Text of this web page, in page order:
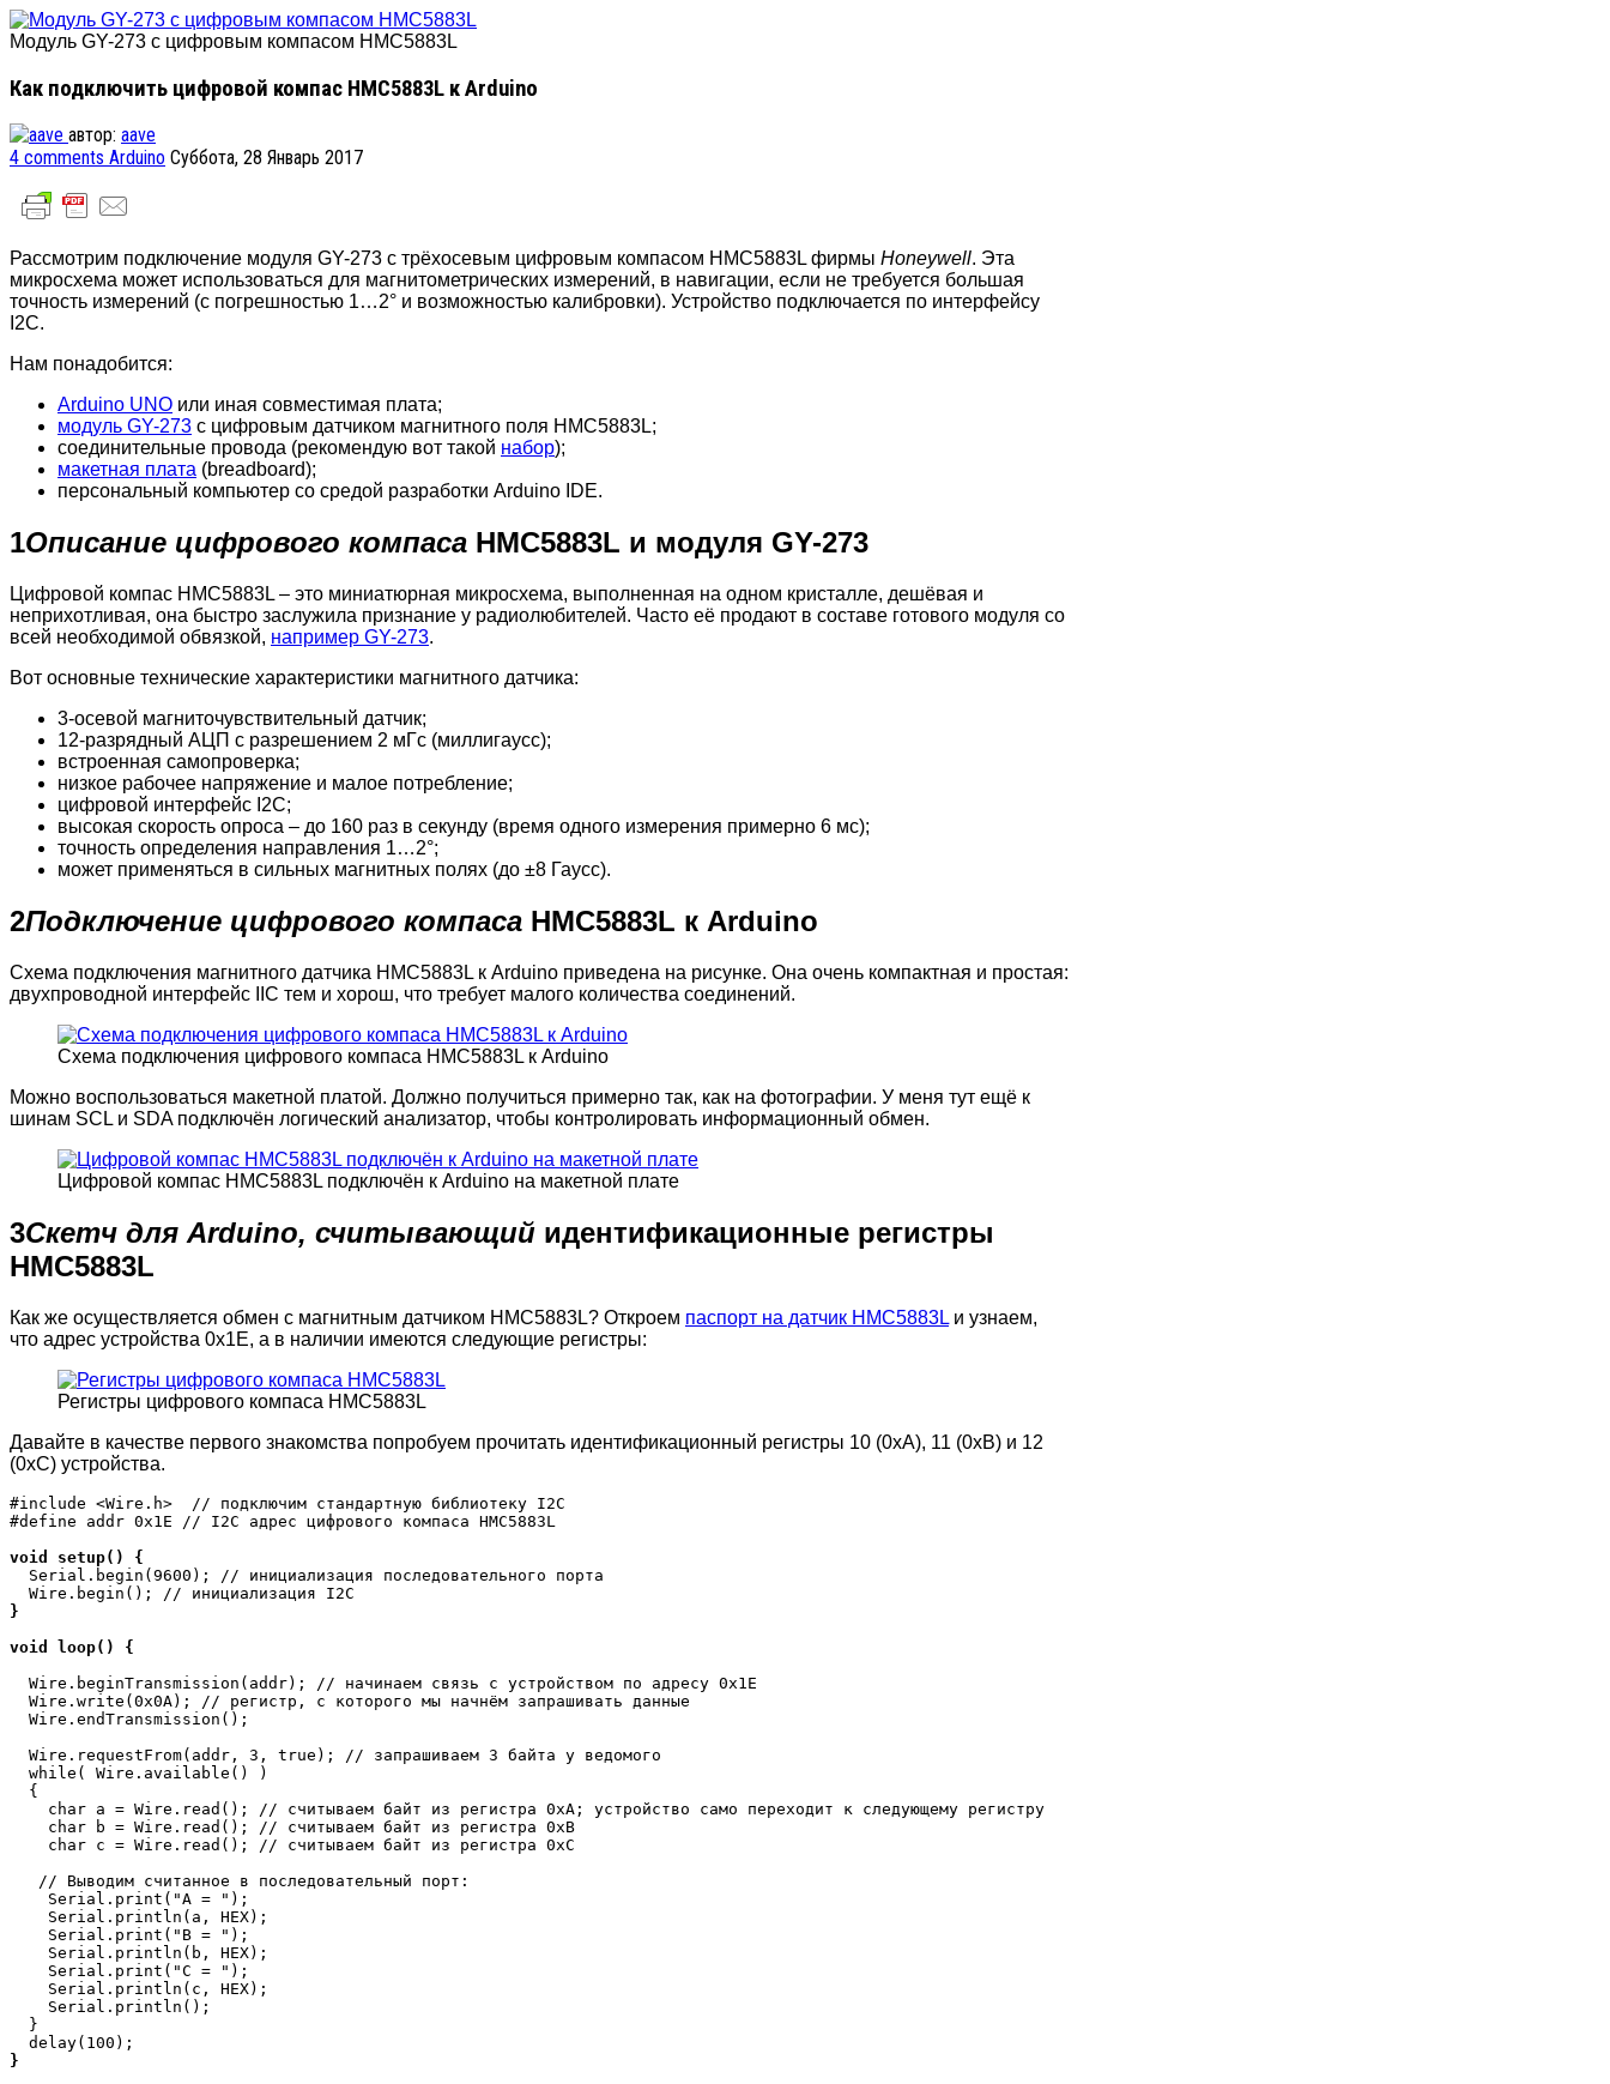
Модуль GY-273 с цифровым компасом HMC5883L
Как подключить цифровой компас HMC5883L к Arduino
автор: aave
4 comments Arduino Суббота, 28 Январь 2017
Рассмотрим подключение модуля GY-273 с трёхосевым цифровым компасом HMC5883L фирмы Honeywell. Эта
микросхема может использоваться для магнитометрических измерений, в навигации, если не требуется большая
точность измерений (с погрешностью 1…2° и возможностью калибровки). Устройство подключается по интерфейсу
I2C.
Нам понадобится:
Arduino UNO или иная совместимая плата;
модуль GY-273 с цифровым датчиком магнитного поля HMC5883L;
соединительные провода (рекомендую вот такой набор);
макетная плата (breadboard);
персональный компьютер со средой разработки Arduino IDE.
1Описание цифрового компаса HMC5883L и модуля GY-273
Цифровой компас HMC5883L – это миниатюрная микросхема, выполненная на одном кристалле, дешёвая и
неприхотливая, она быстро заслужила признание у радиолюбителей. Часто её продают в составе готового модуля со
всей необходимой обвязкой, например GY-273.
Вот основные технические характеристики магнитного датчика:
3-осевой магниточувствительный датчик;
12-разрядный АЦП с разрешением 2 мГс (миллигаусс);
встроенная самопроверка;
низкое рабочее напряжение и малое потребление;
цифровой интерфейс I2C;
высокая скорость опроса – до 160 раз в секунду (время одного измерения примерно 6 мс);
точность определения направления 1…2°;
может применяться в сильных магнитных полях (до ±8 Гаусс).
2Подключение цифрового компаса HMC5883L к Arduino
Схема подключения магнитного датчика HMC5883L к Arduino приведена на рисунке. Она очень компактная и простая:
двухпроводной интерфейс IIC тем и хорош, что требует малого количества соединений.
Схема подключения цифрового компаса HMC5883L к Arduino
Можно воспользоваться макетной платой. Должно получиться примерно так, как на фотографии. У меня тут ещё к
шинам SCL и SDA подключён логический анализатор, чтобы контролировать информационный обмен.
Цифровой компас HMC5883L подключён к Arduino на макетной плате
3Скетч для Arduino, считывающий идентификационные регистры
HMC5883L
Как же осуществляется обмен с магнитным датчиком HMC5883L? Откроем паспорт на датчик HMC5883L и узнаем,
что адрес устройства 0x1E, а в наличии имеются следующие регистры:
Регистры цифрового компаса HMC5883L
Давайте в качестве первого знакомства попробуем прочитать идентификационный регистры 10 (0xA), 11 (0xB) и 12
(0xC) устройства.
#include <Wire.h>  // подключим стандартную библиотеку I2C
#define addr 0x1E // I2C адрес цифрового компаса HMC5883L
void setup() {
  Serial.begin(9600); // инициализация последовательного порта
}
void loop() {
  Wire.beginTransmission(addr); // начинаем связь с устройством по адресу 0x1E
  Wire.write(0x0A); // регистр, с которого мы начнём запрашивать данные
  Wire.endTransmission();
  Wire.requestFrom(addr, 3, true); // запрашиваем 3 байта у ведомого
  while( Wire.available() )
  {
    char a = Wire.read(); // считываем байт из регистра 0xA; устройство само переходит к следующему регистру
    char b = Wire.read(); // считываем байт из регистра 0xB
    char c = Wire.read(); // считываем байт из регистра 0xС
   // Выводим считанное в последовательный порт:
    Serial.print("A = ");
    Serial.println(a, HEX);
    Serial.print("B = ");
    Serial.println(b, HEX);
    Serial.print("C = ");
    Serial.println(c, HEX);
    Serial.println();
  }
}